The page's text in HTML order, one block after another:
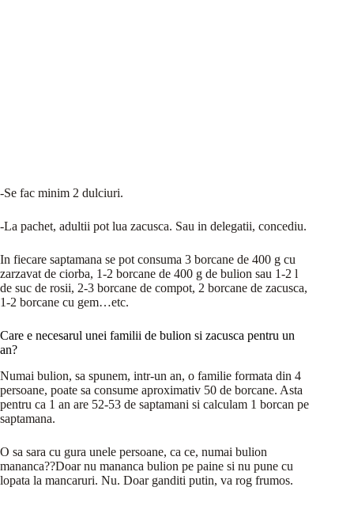
-Se fac minim 2 dulciuri.
-La pachet, adultii pot lua zacusca. Sau in delegatii, concediu.
In fiecare saptamana se pot consuma 3 borcane de 400 g cu
zarzavat de ciorba, 1-2 borcane de 400 g de bulion sau 1-2 l
de suc de rosii, 2-3 borcane de compot, 2 borcane de zacusca,
1-2 borcane cu gem…etc.
Care e necesarul unei familii de bulion si zacusca pentru un
an?
Numai bulion, sa spunem, intr-un an, o familie formata din 4
persoane, poate sa consume aproximativ 50 de borcane. Asta
pentru ca 1 an are 52-53 de saptamani si calculam 1 borcan pe
saptamana.
O sa sara cu gura unele persoane, ca ce, numai bulion
mananca??Doar nu mananca bulion pe paine si nu pune cu
lopata la mancaruri. Nu. Doar ganditi putin, va rog frumos.